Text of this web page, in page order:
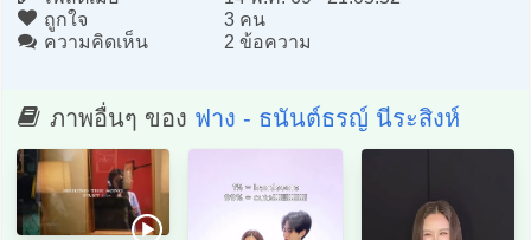
ถูกใจ
3 คน
ความคิดเห็น
2 ข้อความ
ภาพอื่นๆ ของ ฟาง - ธนันต์ธรญ์ นีระสิงห์